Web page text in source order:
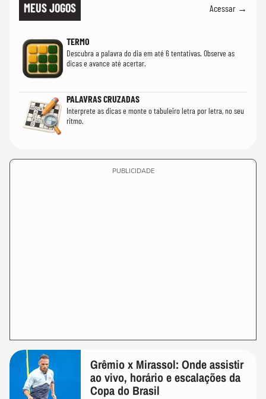
MEUS JOGOS Acessar →
TERMO
Descubra a palavra do dia em até 6 tentativas. Observe as
dicas e avance até acertar.
PALAVRAS CRUZADAS
Interprete as dicas e monte o tabuleiro letra por letra, no seu
ritmo.
PUBLICIDADE
Grêmio x Mirassol: Onde assistir
ao vivo, horário e escalações da
Copa do Brasil